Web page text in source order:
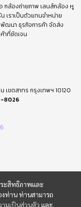
ะสิทธิภาพและ
ท่าน ท่านสามารถ
มเป็นส่วนตัว และ
กล้องถ่ายภาพ เลนส์กล้อง หู
เราเป็นตัวแทนจำหน่าย
ฒนา ธุรกิจการค้า จัดส่ง
าที่ชัดเจน
ขตสาทร กรุงเทพฯ 10120
8026